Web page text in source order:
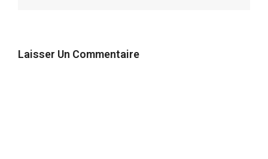
Laisser Un Commentaire